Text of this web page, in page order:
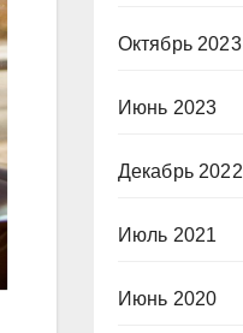
Октябрь 2023
Июнь 2023
Декабрь 2022
Июль 2021
Июнь 2020